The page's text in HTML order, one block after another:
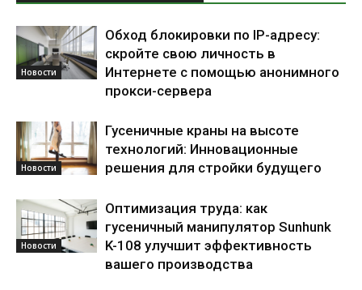
Новости
Обход блокировки по IP-адресу:
скройте свою личность в
Интернете с помощью анонимного
прокси-сервера
Новости
Гусеничные краны на высоте
технологий: Инновационные
решения для стройки будущего
Новости
Оптимизация труда: как
гусеничный манипулятор Sunhunk
K-108 улучшит эффективность
вашего производства